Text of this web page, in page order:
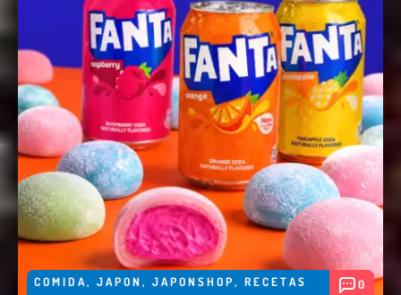
COMIDA, JAPON , JAPONSHOP, RECETAS 0